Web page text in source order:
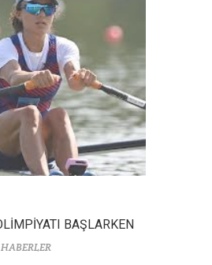
BAŞLARKEN